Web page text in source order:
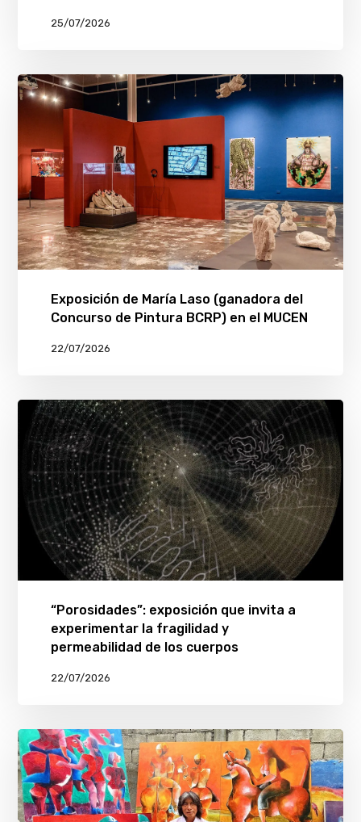
25/07/2026
Exposición de María Laso (ganadora del
Concurso de Pintura BCRP) en el MUCEN
22/07/2026
“Porosidades”: exposición que invita a
experimentar la fragilidad y
permeabilidad de los cuerpos
22/07/2026